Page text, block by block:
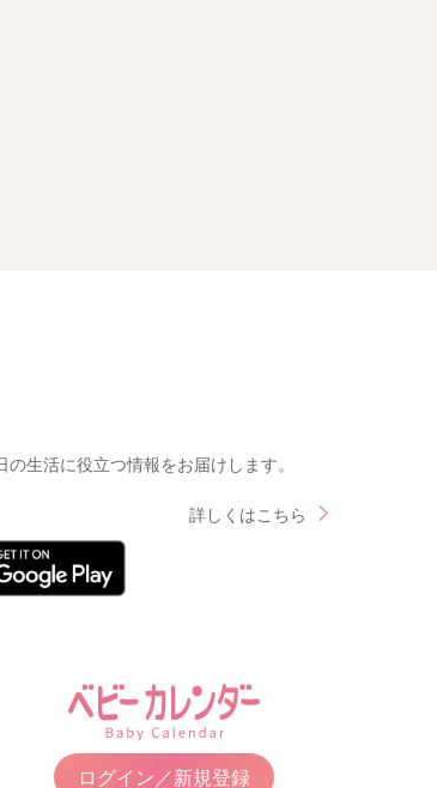
生活に役立つ情報をお届けします。
詳しくはこちら
ログイン／新規登録